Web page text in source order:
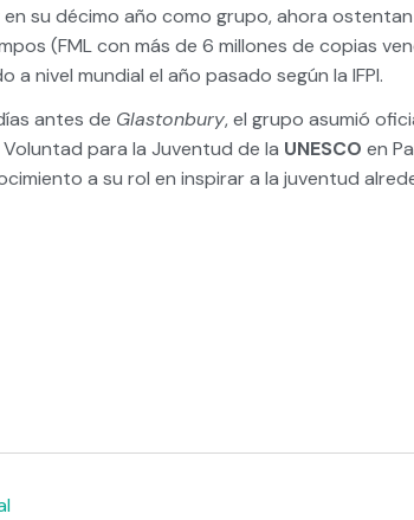
su décimo año como grupo, ahora
(FML con más de 6 millones de copias
a nivel mundial el año pasado según la IFPI.
antes de Glastonbury, el grupo asumió
Voluntad para la Juventud de la UNESCO en
a su rol en inspirar a la juventud